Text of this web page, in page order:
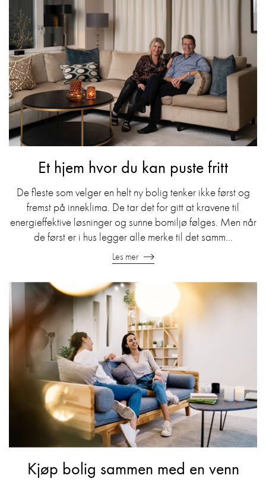
Et hjem hvor du kan puste fritt
De fleste som velger en helt ny bolig tenker ikke først og
fremst på inneklima. De tar det for gitt at kravene til
energieffektive løsninger og sunne bomiljø følges. Men når
de først er i hus legger alle merke til det samm...
Les mer
Kjøp bolig sammen med en venn